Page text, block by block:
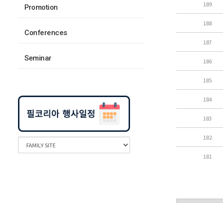
Promotion
Conferences
Seminar
189
188
187
186
185
184
183
182
181